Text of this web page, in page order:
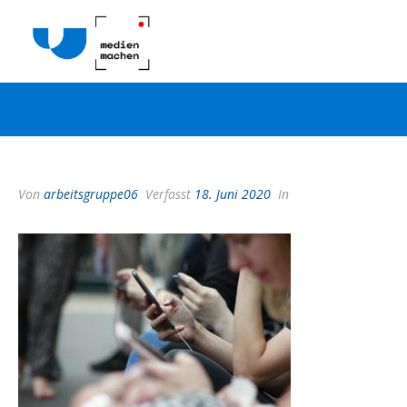
Von arbeitsgruppe06 Verfasst 18. Juni 2020 In